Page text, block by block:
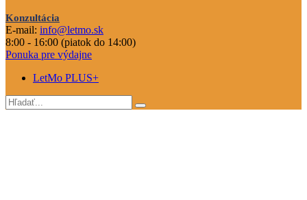
Konzultácia
E-mail: info@letmo.sk
8:00 - 16:00 (piatok do 14:00)
Ponuka pre výdajne
LetMo PLUS+